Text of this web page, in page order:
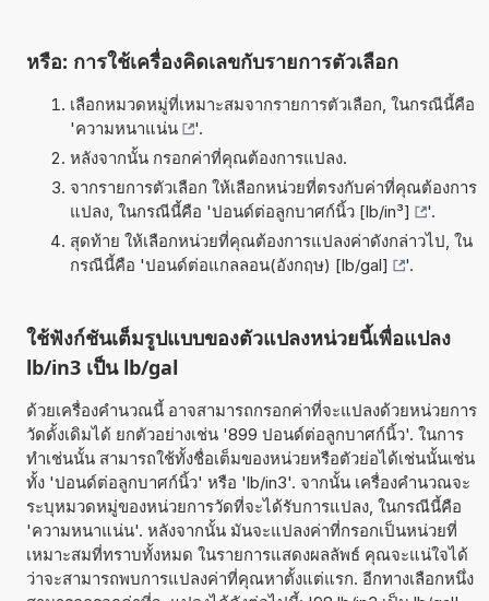
หรือ: การใช้เครื่องคิดเลขกับรายการตัวเลือก
เลือกหมวดหมู่ที่เหมาะสมจากรายการตัวเลือก, ในกรณีนี้คือ
'ความหนาแน่น
'.
หลังจากนั้น กรอกค่าที่คุณต้องการแปลง.
จากรายการตัวเลือก ให้เลือกหน่วยที่ตรงกับค่าที่คุณต้องการ
แปลง, ในกรณีนี้คือ 'ปอนด์ต่อลูกบาศก์นิ้ว [lb/in³]
'.
สุดท้าย ให้เลือกหน่วยที่คุณต้องการแปลงค่าดังกล่าวไป, ใน
กรณีนี้คือ 'ปอนด์ต่อแกลลอน(อังกฤษ) [lb/gal] '.
ใช้ฟังก์ชันเต็มรูปแบบของตัวแปลงหน่วยนี้เพื่อแปลง
lb/in3 เป็น lb/gal
ด้วยเครื่องคำนวณนี้ อาจสามารถกรอกค่าที่จะแปลงด้วยหน่วยการ
วัดดั้งเดิมได้ ยกตัวอย่างเช่น '899 ปอนด์ต่อลูกบาศก์นิ้ว'. ในการ
ทำเช่นนั้น สามารถใช้ทั้งชื่อเต็มของหน่วยหรือตัวย่อได้เช่นนั้นเช่น
ทั้ง 'ปอนด์ต่อลูกบาศก์นิ้ว' หรือ 'lb/in3'. จากนั้น เครื่องคำนวณจะ
ระบุหมวดหมู่ของหน่วยการวัดที่จะได้รับการแปลง, ในกรณีนี้คือ
'ความหนาแน่น'. หลังจากนั้น มันจะแปลงค่าที่กรอกเป็นหน่วยที่
เหมาะสมที่ทราบทั้งหมด ในรายการแสดงผลลัพธ์ คุณจะแน่ใจได้
ว่าจะสามารถพบการแปลงค่าที่คุณหาตั้งแต่แรก. อีกทางเลือกหนึ่ง